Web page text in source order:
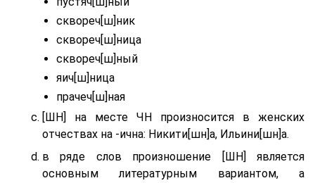
сквореч[ш]ник
сквореч[ш]ница
сквореч[ш]ный
яич[ш]ница
прачеч[ш]ная
[ШН] на месте ЧН произносится в женских
отчествах на -ична: Никити[шн]а, Ильини[шн]а.
в ряде слов произношение [ШН] является
основным литературным вариантом, а